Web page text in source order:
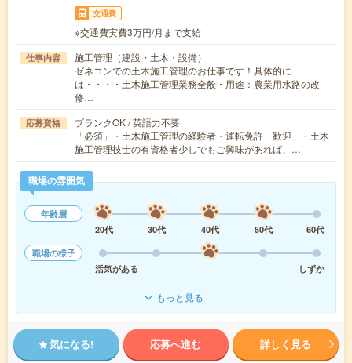
交通費
※交通費実費3万円/月まで支給
仕事内容
施工管理（建設・土木・設備）
ゼネコンでの土木施工管理のお仕事です！具体的に
は・・・・土木施工管理業務全般・用途：農業用水路の改
修…
応募資格
ブランクOK / 英語力不要
「必須」・土木施工管理の経験者・運転免許「歓迎」・土木
施工管理技士の有資格者少しでもご興味があれば、…
職場の雰囲気
年齢層
20代
30代 40代 50代
60代
職場の様子
活気がある
しずか
もっと見る
気になる! 応募へ進む 詳しく見る